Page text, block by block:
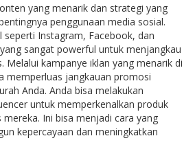
yang menarik dan strategi yang
penggunaan media sosial.
Instagram, Facebook, dan
sangat powerful untuk menjangkau
Melalui kampanye iklan yang menarik di
memperluas jangkauan promosi
Anda. Anda bisa melakukan
untuk memperkenalkan produk
Ini bisa menjadi cara yang
kepercayaan dan meningkatkan